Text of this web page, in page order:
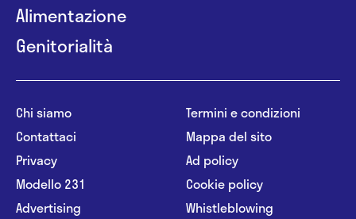
Alimentazione
Genitorialità
Chi siamo
Contattaci
Privacy
Modello 231
Advertising
Termini e condizioni
Mappa del sito
Ad policy
Cookie policy
Whistleblowing